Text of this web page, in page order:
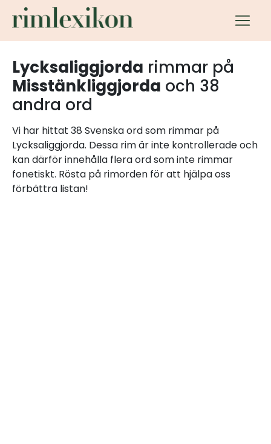
Lycksaliggjorda rimmar på
Misstänkliggjorda och 38
andra ord
Vi har hittat 38 Svenska ord som rimmar på
Lycksaliggjorda. Dessa rim är inte kontrollerade och
kan därför innehålla flera ord som inte rimmar
fonetiskt. Rösta på rimorden för att hjälpa oss
förbättra listan!